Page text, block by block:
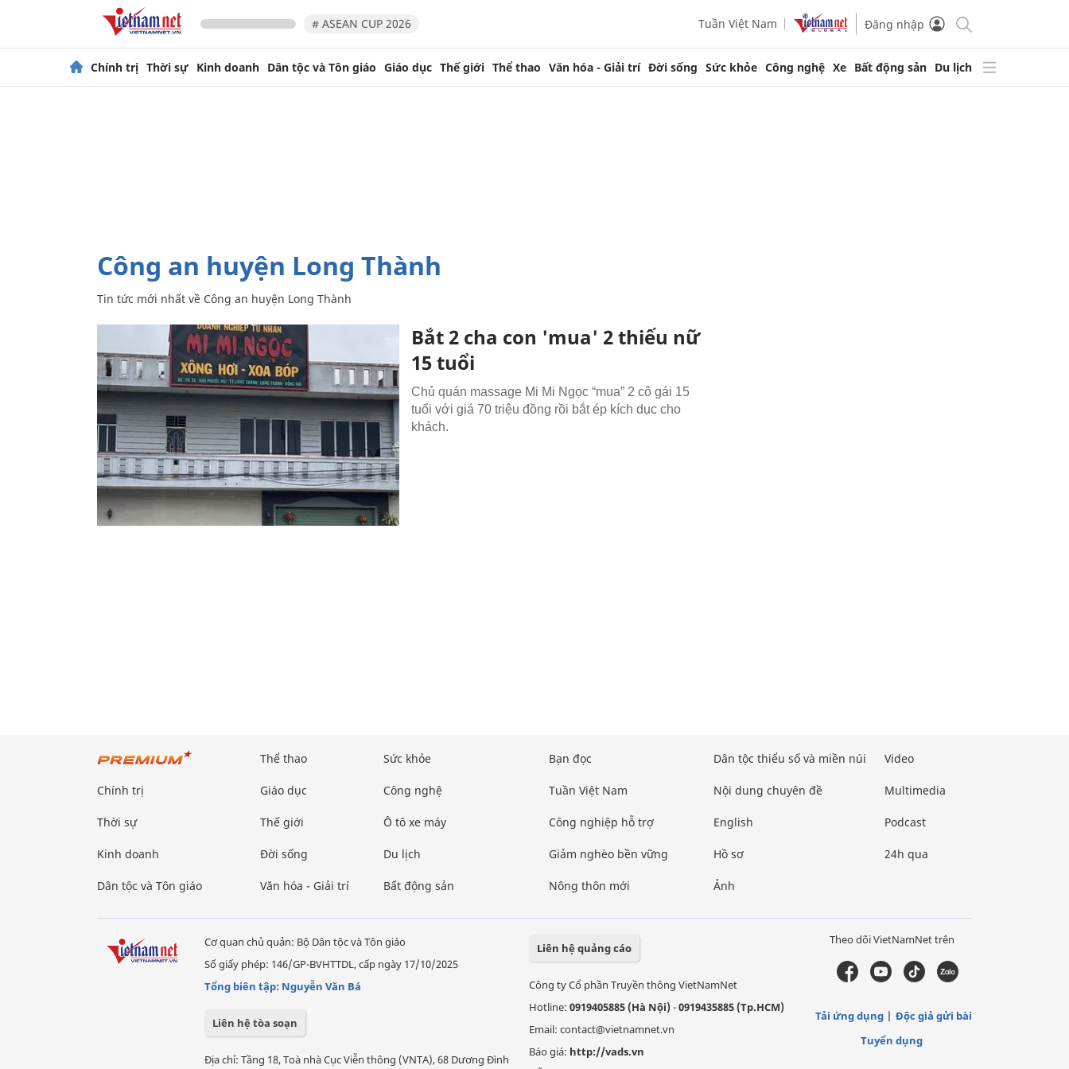
# ASEAN CUP 2026 Tuần Việt Nam Đăng nhập
Chính trị Thời sự Kinh doanh Dân tộc và Tôn giáo Giáo dục Thế giới Thể thao Văn hóa - Giải trí Đời sống Sức khỏe Công nghệ Xe Bất động sản Du lịch
Công an huyện Long Thành
Tin tức mới nhất về Công an huyện Long Thành
Bắt 2 cha con 'mua' 2 thiếu nữ
15 tuổi
Chủ quán massage Mi Mi Ngọc “mua” 2 cô gái 15
tuổi với giá 70 triệu đồng rồi bắt ép kích dục cho
khách.
Chính trị
Thời sự
Kinh doanh
Dân tộc và Tôn giáo
Thể thao
Giáo dục
Thế giới
Đời sống
Văn hóa - Giải trí
Sức khỏe
Công nghệ
Ô tô xe máy
Du lịch
Bất động sản
Bạn đọc
Tuần Việt Nam
Công nghiệp hỗ trợ
Giảm nghèo bền vững
Nông thôn mới
Dân tộc thiểu số và miền núi
Nội dung chuyên đề
English
Hồ sơ
Ảnh
Video
Multimedia
Podcast
24h qua
Cơ quan chủ quản: Bộ Dân tộc và Tôn giáo
Số giấy phép: 146/GP-BVHTTDL, cấp ngày 17/10/2025
Tổng biên tập: Nguyễn Văn Bá
Liên hệ tòa soạn
Địa chỉ: Tầng 18, Toà nhà Cục Viễn thông (VNTA), 68 Dương Đình
Liên hệ quảng cáo
Công ty Cổ phần Truyền thông VietNamNet
Hotline: 0919405885 (Hà Nội)-0919435885 (Tp.HCM)
Email: contact@vietnamnet.vn
Báo giá: http://vads.vn
Theo dõi VietNamNet trên
Tải ứng dụng
Độc giả gửi bài
Tuyển dụng